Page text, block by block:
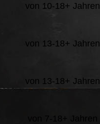
von 10-18+ Jahren
von 13-18+ Jahren
von 13-18+ Jahren
von 7-18+ Jahren